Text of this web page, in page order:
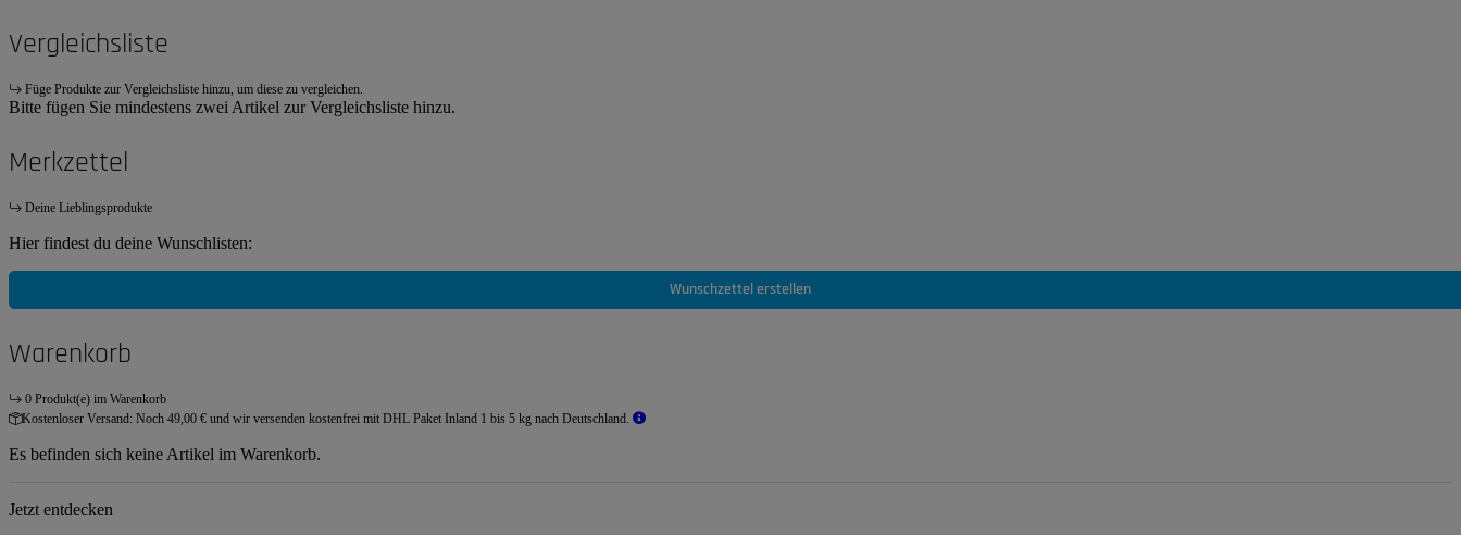
Vergleichsliste
Füge Produkte zur Vergleichsliste hinzu, um diese zu vergleichen.
Bitte fügen Sie mindestens zwei Artikel zur Vergleichsliste hinzu.
Merkzettel
Deine Lieblingsprodukte
Hier findest du deine Wunschlisten:
Wunschzettel erstellen
Warenkorb
0 Produkt(e) im Warenkorb
Kostenloser Versand: Noch 49,00 € und wir versenden kostenfrei mit DHL Paket Inland 1 bis 5 kg nach Deutschland.
Es befinden sich keine Artikel im Warenkorb.
Jetzt entdecken